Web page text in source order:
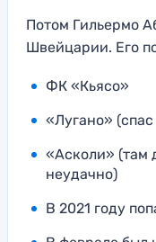
Потом Гильермо
Швейцарии. Его
ФК «Кьясо»
«Лугано»
«Асколи» (там
неудачно)
В 2021 году